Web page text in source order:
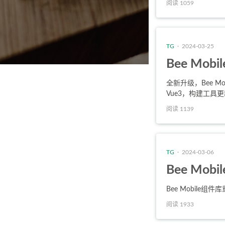
阅读 1059
TG · 2024-03-25
Bee
全新升级，Bee
Vue3，构建工具
阅读 1139
TG · 2024-03-06
Bee
Bee Mobile组件库
阅读 1933